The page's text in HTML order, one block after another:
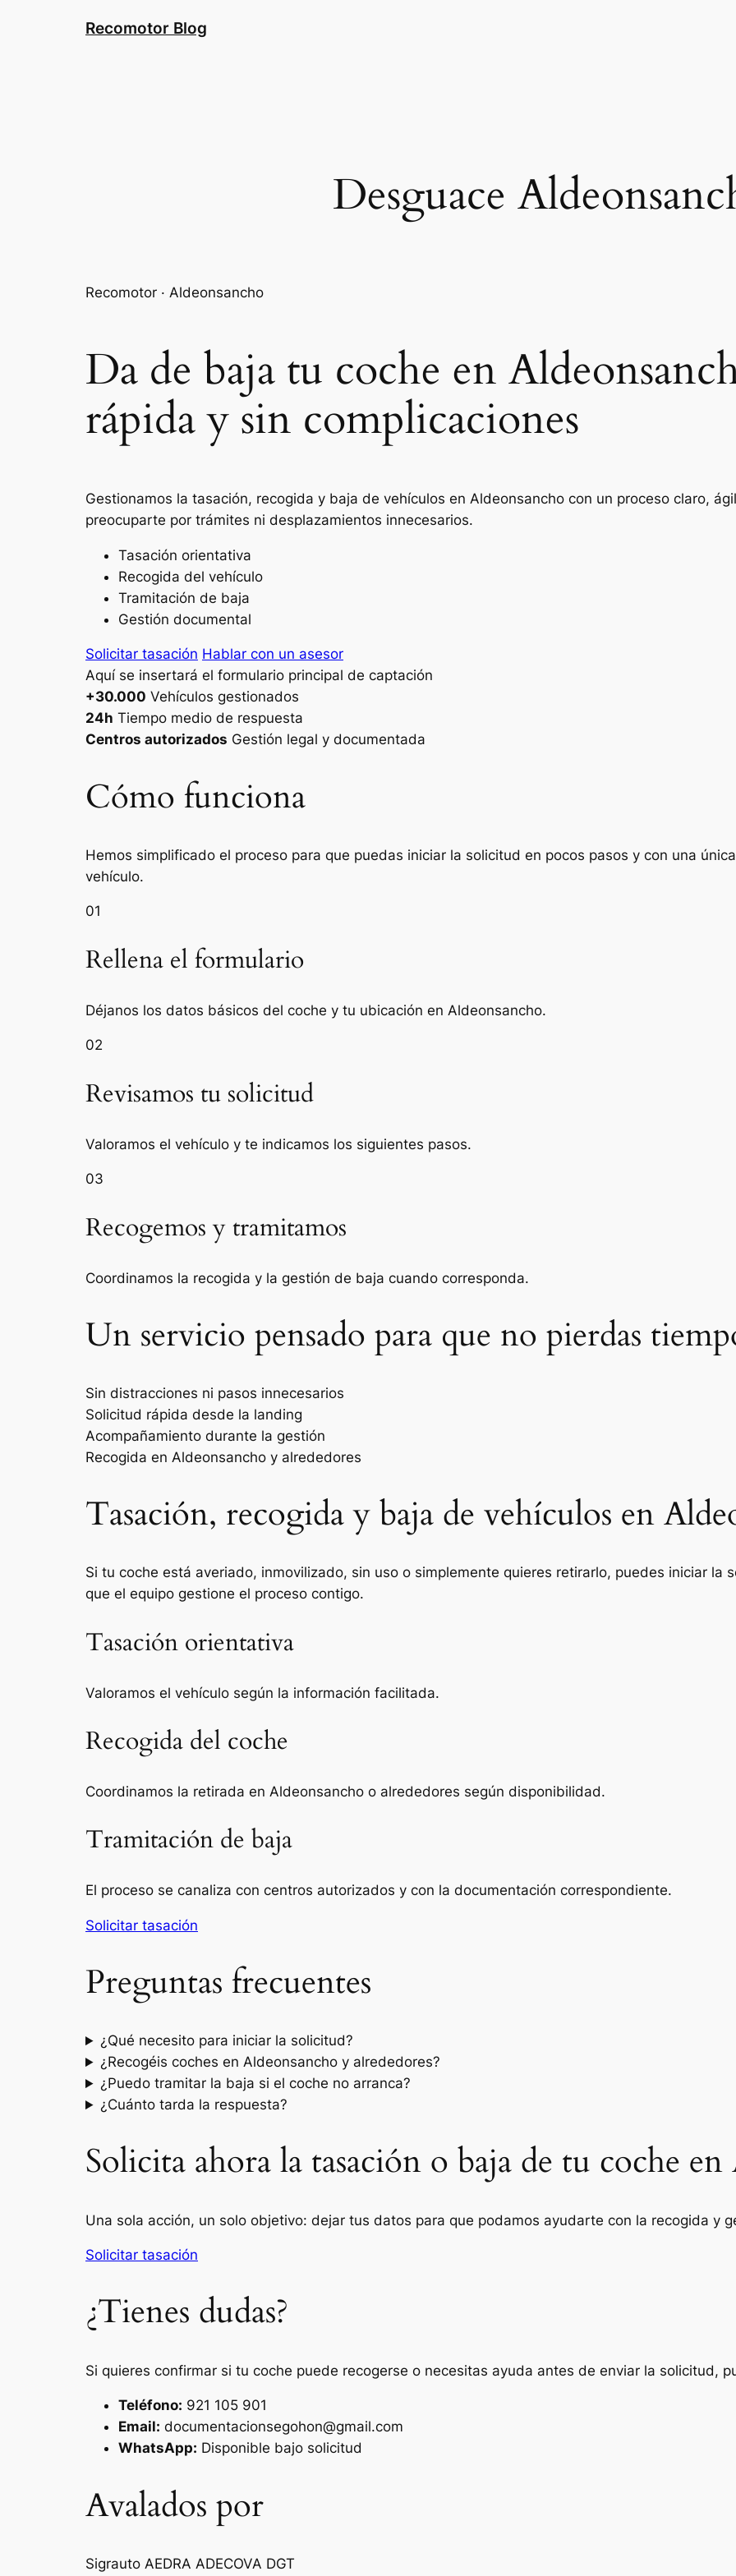
Recomotor Blog
Desguace
Recomotor · Aldeonsancho
Da de baja tu coche en
rápida y sin complicaciones
Gestionamos la tasación, recogida y baja de vehículos en Aldeonsancho con un proceso claro,
preocuparte por trámites ni desplazamientos innecesarios.
Tasación orientativa
Recogida del vehículo
Tramitación de baja
Gestión documental
Solicitar tasación Hablar con un asesor
Aquí se insertará el formulario principal de captación
+30.000 Vehículos gestionados
24h Tiempo medio de respuesta
Centros autorizados Gestión legal y documentada
Cómo funciona
Hemos simplificado el proceso para que puedas iniciar la solicitud en pocos pasos y con una
vehículo.
01
Rellena el formulario
Déjanos los datos básicos del coche y tu ubicación en Aldeonsancho.
02
Revisamos tu solicitud
Valoramos el vehículo y te indicamos los siguientes pasos.
03
Recogemos y tramitamos
Coordinamos la recogida y la gestión de baja cuando corresponda.
Un servicio pensado para que no pierdas
Sin distracciones ni pasos innecesarios
Solicitud rápida desde la landing
Acompañamiento durante la gestión
Recogida en Aldeonsancho y alrededores
Tasación, recogida y baja de vehículos en
Si tu coche está averiado, inmovilizado, sin uso o simplemente quieres retirarlo, puedes iniciar la
que el equipo gestione el proceso contigo.
Tasación orientativa
Valoramos el vehículo según la información facilitada.
Recogida del coche
Coordinamos la retirada en Aldeonsancho o alrededores según disponibilidad.
Tramitación de baja
El proceso se canaliza con centros autorizados y con la documentación correspondiente.
Solicitar tasación
Preguntas frecuentes
¿Qué necesito para iniciar la solicitud?
¿Recogéis coches en Aldeonsancho y alrededores?
¿Puedo tramitar la baja si el coche no arranca?
¿Cuánto tarda la respuesta?
Solicita ahora la tasación o baja de tu coche
Una sola acción, un solo objetivo: dejar tus datos para que podamos ayudarte con la recogida y
Solicitar tasación
¿Tienes dudas?
Si quieres confirmar si tu coche puede recogerse o necesitas ayuda antes de enviar la solicitud,
Teléfono: 921 105 901
Email: documentacionsegohon@gmail.com
WhatsApp: Disponible bajo solicitud
Avalados por
Sigrauto AEDRA ADECOVA DGT